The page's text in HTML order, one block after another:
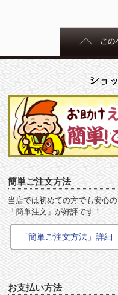
簡単ご注文方法
当店では初めての方でも安心の
「簡単注文」が好評です！
「簡単ご注文方法」詳細
お支払い方法